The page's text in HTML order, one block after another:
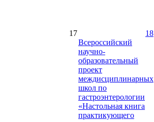
17
18
Всероссийский
научно-
образовательный
проект
междисциплинарных
школ по
гастроэнтерологии
«Настольная книга
практикующего